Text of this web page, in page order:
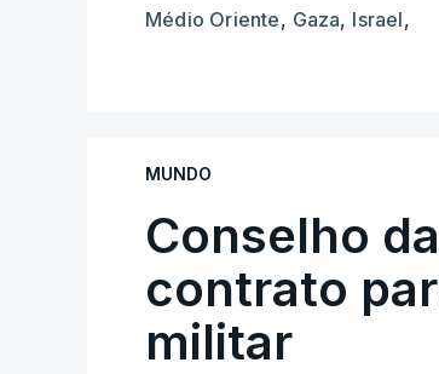
Médio Oriente, Gaza, Israel,
MUNDO
Conselho
contrato
militar